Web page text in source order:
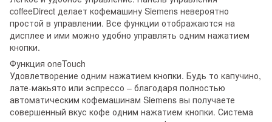
coffeeDirect делает кофемашину Siemens невероятно
простой в управлении. Все функции отображаются на
дисплее и ими можно удобно управлять одним нажатием
кнопки.
Функция oneTouch
Удовлетворение одним нажатием кнопки. Будь то капучино,
лате-макьято или эспрессо – благодаря полностью
автоматическим кофемашинам Siemens вы получаете
совершенный вкус кофе одним нажатием кнопки. Система